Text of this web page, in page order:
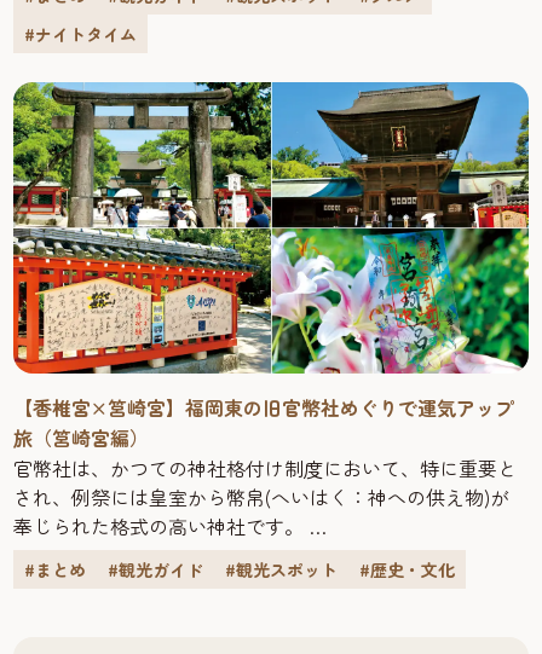
やま）
の方にもおすすめです。（予約可）
自家製天然塩を使った定番の焼き鳥メニューに加え、新鮮
り燻製串などが自慢です。筥崎宮の鳥居や、参道の四季を
眺めながらゆっくりとこの店ならではの屋台メニューを楽
しむことができます。
昼から営業しているのでランチにも利用できます。
❖花山住所：福岡市東区箱崎1-44-17TEL：092-631-1408営業
時間：12:00～24:00（L.O.23:00）定休日：月曜日
https://yatai-hanayama.co.jp/
全国から足を運ぶファンも多い人気店パンストック 箱崎本
店
ハード系からソフト系、惣菜系からスイーツ系まで、 店内
す。
福岡市の中心部から少し離れた地にありながら、地元だけ
でなく全国のパン好きにその名をとどろかすブーランジェ
リー。この店出身のパン職人も多く、福岡のパン業界をけ
ん引する存在でもあります。
人気の秘密は、オーナーシェフ・平山哲生さんが、地元や
国から誘致した本場アジア料理など多国籍店舗10軒以上を
含む、40数軒のお店が集まっています。
『ガネーシャ』
商店街内には、ミャンマーから迎えた全長約2mの黄金に輝
くお釈迦様や、インドからやって来たヒンズー教の神「ガ
ネーシャ」の石像なども登場。福岡にいながら旅行気分
で、アジアの食と文化を楽しめるスポットです。
空き店舗のシャッターを彩るシャッターアートは、地域の
子どもたちや、商店街の方々、外国人の学生さんたちが描
いたもの
❖吉塚リトルアジアマーケット住所：福岡市博多区吉塚1-
20−3（事務局）TEL：092-409-3209営業時間・定休日：店
https://yoshiduka-yla.com/
※営業時間は、新型コロナウイルスへの対策などで変更に
なっている場合があります。各店舗のサイトやSNSをご確
認ください。※料金やメニューは2023年1月現在のもので
す。変更になる場合もあります。
★写真で福岡の観光の魅力を紹介するWebページとインス
#ナイトタイム
【香椎宮×筥崎宮】福岡東の旧官幣社めぐりで運気アップ
旅（筥崎宮編）
官幣社は、かつての神社格付け制度において、特に重要と
され、例祭には皇室から幣帛(へいはく：神への供え物)が
奉じられた格式の高い神社です。
あり、その歴史的価値は高く評価されています。
#まとめ #観光ガイド #観光スポット #歴史・文化